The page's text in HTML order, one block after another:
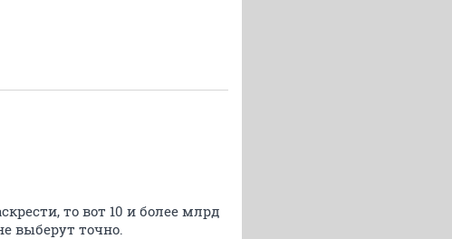
то вот 10 и более млрд
выберут точно.